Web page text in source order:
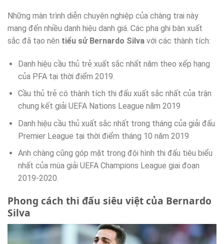
Những màn trình diễn chuyên nghiệp của chàng trai này
mang đến nhiều danh hiệu danh giá. Các pha ghi bàn xuất
sắc đã tạo nên tiểu sử Bernardo Silva với các thành tích:
Danh hiệu cầu thủ trẻ xuất sắc nhất năm theo xếp hạng
của PFA tại thời điểm 2019.
Cầu thủ trẻ có thành tích thi đấu xuất sắc nhất của trận
chung kết giải UEFA Nations League năm 2019
Danh hiệu cầu thủ xuất sắc nhất trong tháng của giải đấu
Premier League tại thời điểm tháng 10 năm 2019
Anh chàng cũng góp mặt trong đội hình thi đấu tiêu biểu
nhất của mùa giải UEFA Champions League giai đoạn
2019-2020.
Phong cách thi đấu siêu việt của Bernardo
Silva